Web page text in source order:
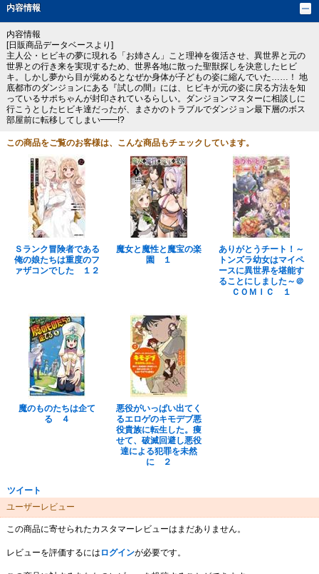
内容情報
内容情報
[日販商品データベースより]
主人公・ヒビキの夢に現れる「お姉さん」こと理神を復活させ、異世界と元の
世界との行き来を実現するため、世界各地に散った聖獣探しを決意したヒビ
キ。しかし夢から目が覚めるとなぜか身体が子どもの姿に縮んでいた……！ 地
底都市のダンジョンにある『試しの間』には、ヒビキが元の姿に戻る方法を知
っているサポちゃんが封印されているらしい。ダンジョンマスターに相談しに
行こうとしたヒビキ達だったが、まさかのトラブルでダンジョン最下層のボス
部屋前に転移してしまい━━!?
この商品をご覧のお客様は、こんな商品もチェックしています。
Ｓランク冒険者である
俺の娘たちは重度のフ
ァザコンでした １２
魔女と魔性と魔宝の楽
園 １
ありがとうチート！～
トンズラ幼女はマイペ
ースに異世界を堪能す
ることにしました～＠
ＣＯＭＩＣ １
魔のものたちは企て
る ４
悪役がいっぱい出てく
るエロゲのキモデブ悪
役貴族に転生した。痩
せて、破滅回避し悪役
達による犯罪を未然
に ２
ツイート
ユーザーレビュー
この商品に寄せられたカスタマーレビューはまだありません。
レビューを評価するには ログインが必要です。